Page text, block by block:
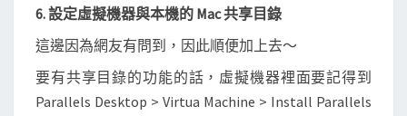
6. 設定虛擬機器與本機的 Mac 共享目錄
這邊因為網友有問到，因此順便加上去～
要有共享目錄的功能的話，虛擬機器裡面要記得到
Parallels Desktop > Virtua Machine > Install Parallels